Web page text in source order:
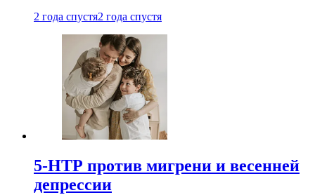
2 года спустя2 года спустя
5-НТР против мигрени и весенней
депрессии